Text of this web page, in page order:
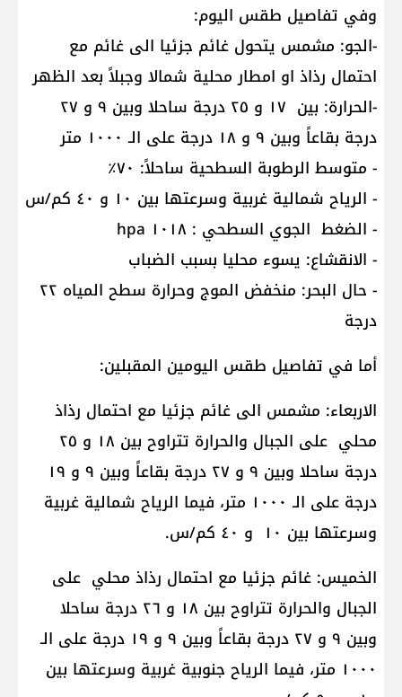
وفي تفاصيل طقس اليوم:
-الجو: مشمس يتحول غائم جزئيا الى غائم مع
احتمال رذاذ او امطار محلية شمالا وجبلاً بعد الظهر
-الحرارة: بين ١٧ و ٢٥ درجة ساحلا وبين ٩ و ٢٧
درجة بقاعاً وبين ٩ و ١٨ درجة على الـ ١٠٠٠ متر
- متوسط الرطوبة السطحية ساحلاً: ٧٠٪
- الرياح شمالية غربية وسرعتها بين ١٠ و ٤٠ كم/س
- الضغط الجوي السطحي : ١٠١٨ hpa
- الانقشاع: يسوء محليا بسبب الضباب
- حال البحر: منخفض الموج وحرارة سطح المياه ٢٢
درجة
أما في تفاصيل طقس اليومين المقبلين:
الاربعاء: مشمس الى غائم جزئيا مع احتمال رذاذ
محلي على الجبال والحرارة تتراوح بين ١٨ و ٢٥
درجة ساحلا وبين ٩ و ٢٧ درجة بقاعاً وبين ٩ و ١٩
درجة على الـ ١٠٠٠ متر، فيما الرياح شمالية غربية
وسرعتها بين ١٠ و ٤٠ كم/س.
الخميس: غائم جزئيا مع احتمال رذاذ محلي على
الجبال والحرارة تتراوح بين ١٨ و ٢٦ درجة ساحلا
وبين ٩ و ٢٧ درجة بقاعاً وبين ٩ و ١٩ درجة على الـ
١٠٠٠ متر، فيما الرياح جنوبية غربية وسرعتها بين